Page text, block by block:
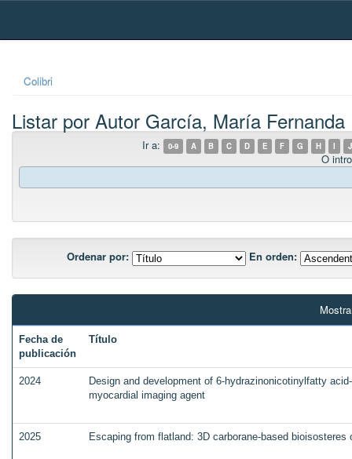
Skip
Colibri
Listar por Autor García, María Fernanda
Ir a: 0-9 A B C D E F G H I J
O
Ordenar por: En orden:
Fecha de
publicación
Título
2024
Design and development of 6-hydrazinonicotinylfatty
myocardial imaging agent
2025 Escaping from flatland: 3D carborane-based